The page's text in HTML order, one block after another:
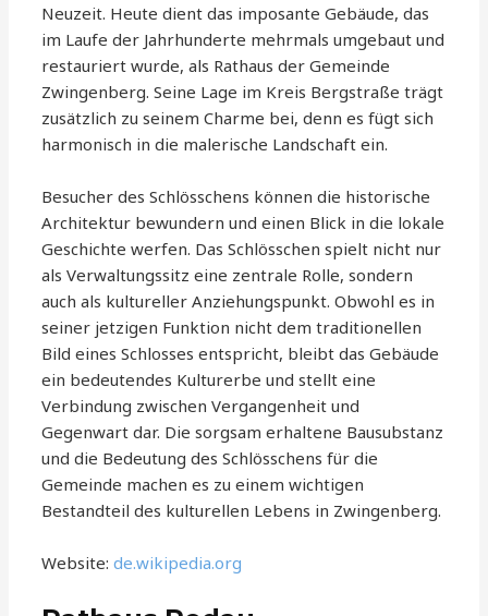
Neuzeit. Heute dient das imposante Gebäude, das
im Laufe der Jahrhunderte mehrmals umgebaut und
restauriert wurde, als Rathaus der Gemeinde
Zwingenberg. Seine Lage im Kreis Bergstraße trägt
zusätzlich zu seinem Charme bei, denn es fügt sich
harmonisch in die malerische Landschaft ein.
Besucher des Schlösschens können die historische
Architektur bewundern und einen Blick in die lokale
Geschichte werfen. Das Schlösschen spielt nicht nur
als Verwaltungssitz eine zentrale Rolle, sondern
auch als kultureller Anziehungspunkt. Obwohl es in
seiner jetzigen Funktion nicht dem traditionellen
Bild eines Schlosses entspricht, bleibt das Gebäude
ein bedeutendes Kulturerbe und stellt eine
Verbindung zwischen Vergangenheit und
Gegenwart dar. Die sorgsam erhaltene Bausubstanz
und die Bedeutung des Schlösschens für die
Gemeinde machen es zu einem wichtigen
Bestandteil des kulturellen Lebens in Zwingenberg.
Website:de.wikipedia.org